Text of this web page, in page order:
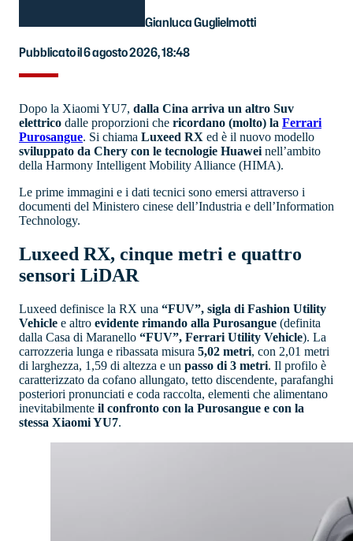
Gianluca Guglielmotti
Pubblicato il 6 agosto 2026, 18:48
Dopo la Xiaomi YU7, dalla Cina arriva un altro Suv
elettrico dalle proporzioni che ricordano (molto) la Ferrari
Purosangue. Si chiama Luxeed RX ed è il nuovo modello
sviluppato da Chery con le tecnologie Huawei nell’ambito
della Harmony Intelligent Mobility Alliance (HIMA).
Le prime immagini e i dati tecnici sono emersi attraverso i
documenti del Ministero cinese dell’Industria e dell’Information
Technology.
Luxeed RX, cinque metri e quattro
sensori LiDAR
Luxeed definisce la RX una “FUV”, sigla di Fashion Utility
Vehicle e altro evidente rimando alla Purosangue (definita
dalla Casa di Maranello “FUV”, Ferrari Utility Vehicle). La
carrozzeria lunga e ribassata misura 5,02 metri, con 2,01 metri
di larghezza, 1,59 di altezza e un passo di 3 metri. Il profilo è
caratterizzato da cofano allungato, tetto discendente, parafanghi
posteriori pronunciati e coda raccolta, elementi che alimentano
inevitabilmente il confronto con la Purosangue e con la
stessa Xiaomi YU7.